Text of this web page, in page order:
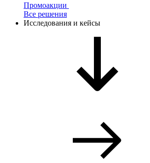
Промоакции
Все решения
Исследования и кейсы